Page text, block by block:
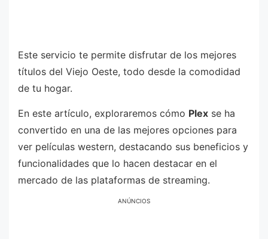
Este servicio te permite disfrutar de los mejores
títulos del Viejo Oeste, todo desde la comodidad
de tu hogar.
En este artículo, exploraremos cómo Plex se ha
convertido en una de las mejores opciones para
ver películas western, destacando sus beneficios y
funcionalidades que lo hacen destacar en el
mercado de las plataformas de streaming.
ANÚNCIOS